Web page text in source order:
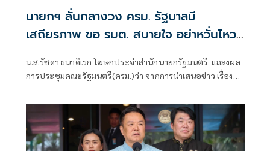
นายกฯ ลั่นกลางวง ครม. รัฐบาลมี
เสถียรภาพ ขอ รมต. สบายใจ อย่าหวั่นไหว
น.ส.รัชดา ธนาดิเรก โฆษกประจำสำนักนายกรัฐมนตรี แถลงผล
การประชุมคณะรัฐมนตรี(ครม.)ว่า จากการนำเสนอข่าว เรื่อง
ร่วมรัฐบาลและนายกฯไปแล้วว่า รัฐบาลนี้มีเสถียรภาพและ
ทำงานร่วมกันอย่างเต็มที่